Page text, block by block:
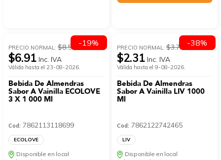
PRECIO NORMAL:$8.53
$6.91 Inc. IVA
Válida hasta el 23-08-2026.
Bebida De Almendras
Sabor A Vainilla ECOLOVE
3 X 1 000 Ml
Cod: 7862113118699
ECOLOVE
Disponible en local
-19% PRECIO NORMAL:$3.73
$2.31 Inc. IVA
Válida hasta el 9-08-2026.
Bebida De Almendras
Sabor A Vainilla LIV 1000
Ml
Cod: 7862122742465
LIV
Disponible en local
-38%